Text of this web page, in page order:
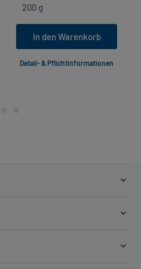
In den Warenkorb
Detail- & Pflichtinformationen